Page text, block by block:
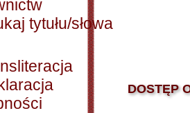
tytułu/słowa
DOSTĘP